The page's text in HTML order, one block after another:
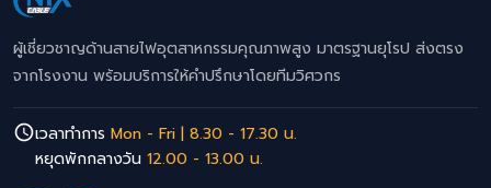
ผู้เชี่ยวชาญด้านสายไฟอุตสาหกรรมคุณภาพสูง มาตรฐานยุโรป ส่งตรง
จากโรงงาน พร้อมบริการให้คำปรึกษาโดยทีมวิศวกร
เวลาทำการ Mon - Fri | 8.30 - 17.30 น.
หยุดพักกลางวัน 12.00 - 13.00 น.